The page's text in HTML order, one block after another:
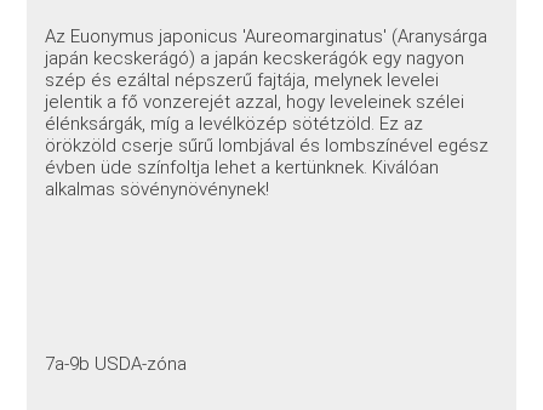
Az Euonymus japonicus 'Aureomarginatus' (Aranysárga
japán kecskerágó) a japán kecskerágók egy nagyon
szép és ezáltal népszerű fajtája, melynek levelei
jelentik a fő vonzerejét azzal, hogy leveleinek szélei
élénksárgák, míg a levélközép sötétzöld. Ez az
örökzöld cserje sűrű lombjával és lombszínével egész
évben üde színfoltja lehet a kertünknek. Kiválóan
alkalmas sövénynövénynek!
7a-9b USDA-zóna